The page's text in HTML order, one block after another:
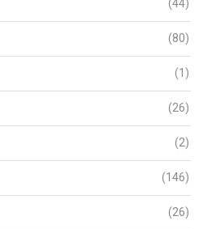
(44)
(80)
(1)
(26)
(2)
(146)
(26)